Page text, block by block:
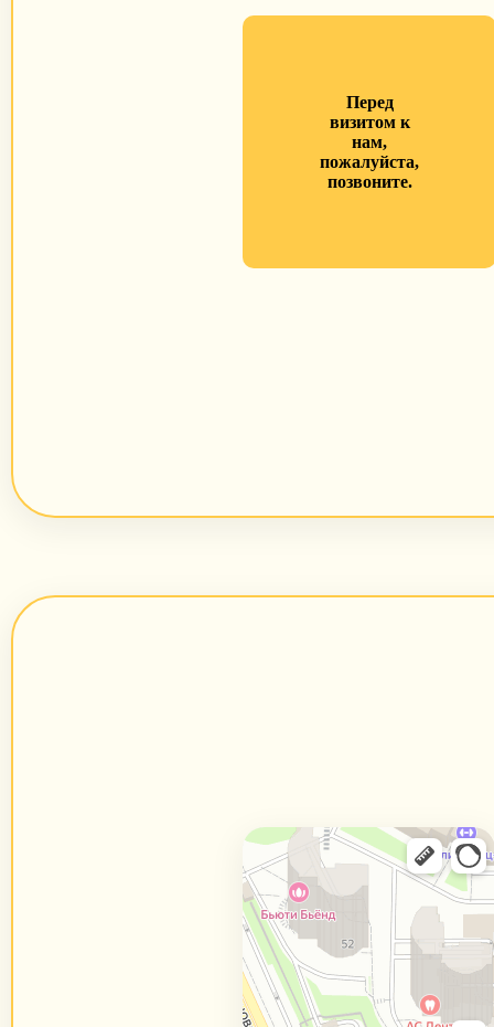
Перед
визитом к
нам,
пожалуйста,
позвоните.